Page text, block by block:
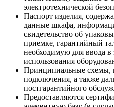
электротехнической
Паспорт изделия,
данные шкафа,
свидетельство об
приемке, гарантийный
необходимую для ввода в
использования
Принципиальные схемы,
подключения, а также
постгарантийного
Предоставляются